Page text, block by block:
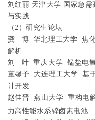
刘红丽 天津大学 国家急
与实践
（2 ）研究生论坛
龚
博 华北理工大学
焦
解析
刘
叶 重庆大学 锰盐电
董馨予
大连理工大学
基
计开发
赵佳晋
燕山大学 重构电
力高性能水系锌卤素电池